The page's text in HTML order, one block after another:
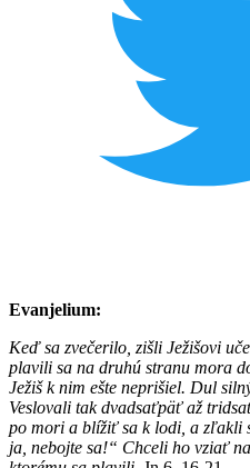
Evanjelium:
Keď sa zvečerilo, zišli Ježišovi
plavili sa na druhú stranu mora
Ježiš k nim ešte neprišiel. Dul
Veslovali tak dvadsaťpäť až
po mori a blížiť sa k lodi, a zľakli
ja, nebojte sa!“ Chceli ho vziať